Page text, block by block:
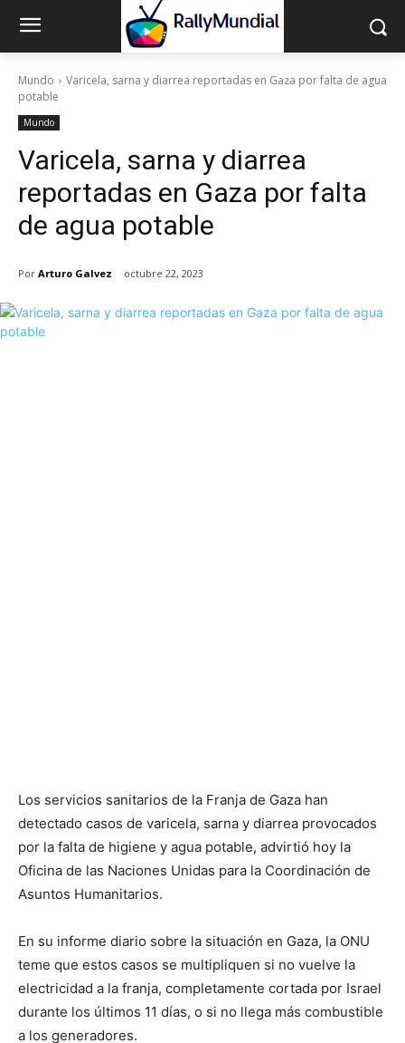
Mundo
Varicela, sarna y diarrea reportadas en Gaza por falta de agua
potable
Mundo
Varicela, sarna y diarrea
reportadas en Gaza por falta
de agua potable
Por Arturo Galvez octubre 22, 2023
Los servicios sanitarios de la Franja de Gaza han
detectado casos de varicela, sarna y diarrea provocados
por la falta de higiene y agua potable, advirtió hoy la
Oficina de las Naciones Unidas para la Coordinación de
Asuntos Humanitarios.
En su informe diario sobre la situación en Gaza, la ONU
teme que estos casos se multipliquen si no vuelve la
electricidad a la franja, completamente cortada por Israel
durante los últimos 11 días, o si no llega más combustible
a los generadores.